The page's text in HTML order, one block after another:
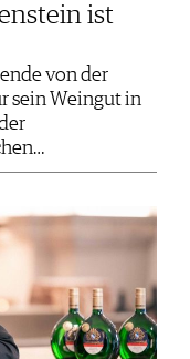
ist
von der
sein Weingut in